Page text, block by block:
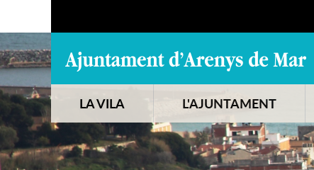
LA VILA L'AJUNTAMENT